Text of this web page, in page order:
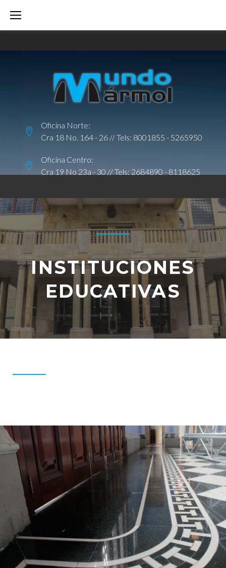
p
n
Oficina Norte:
Cra 18 No. 164 - 26 // Tels: 8001855 - 5265950
Oficina Centro:
Cra 19 No 23a - 30 // Tels: 2684890 - 8118625
INSTITUCIONES
EDUCATIVAS
TEATRO FAENZA